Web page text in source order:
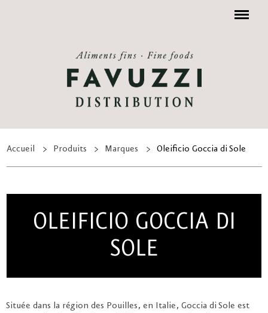
Menu
Accueil Produits Marques Oleificio Goccia di Sole
OLEIFICIO GOCCIA DI
SOLE
Située dans la région des Pouilles, en Italie, Goccia di Sole est